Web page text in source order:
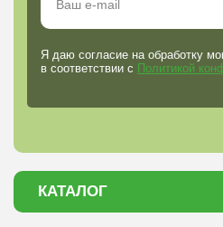
Я даю согласие на обработку
в соответствии с Политикой
КАТАЛОГ